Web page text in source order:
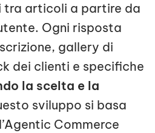
tra articoli a partire da
Ogni risposta
gallery di
dei clienti e specifiche
la scelta e la
sviluppo si basa
Commerce